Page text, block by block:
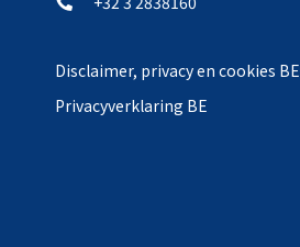
Disclaimer, privacy en cookies BE
Privacyverklaring BE